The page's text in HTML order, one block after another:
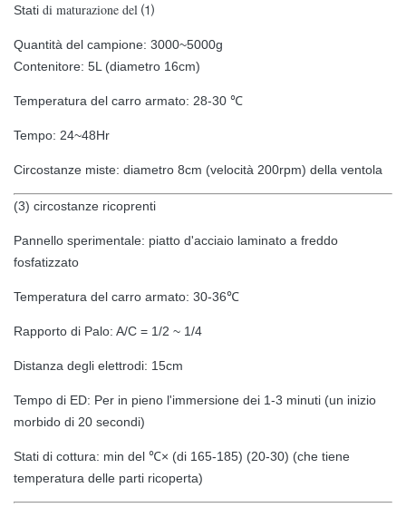
Stati di maturazione del ⑴
Quantità del campione: 3000~5000g
Contenitore: 5L (diametro 16cm)
Temperatura del carro armato: 28-30 ℃
Tempo: 24~48Hr
Circostanze miste: diametro 8cm (velocità 200rpm) della ventola
(3) circostanze ricoprenti
Pannello sperimentale: piatto d'acciaio laminato a freddo
fosfatizzato
Temperatura del carro armato: 30-36℃
Rapporto di Palo: A/C = 1/2 ~ 1/4
Distanza degli elettrodi: 15cm
Tempo di ED: Per in pieno l'immersione dei 1-3 minuti (un inizio
morbido di 20 secondi)
Stati di cottura: min del ℃× (di 165-185) (20-30) (che tiene
temperatura delle parti ricoperta)